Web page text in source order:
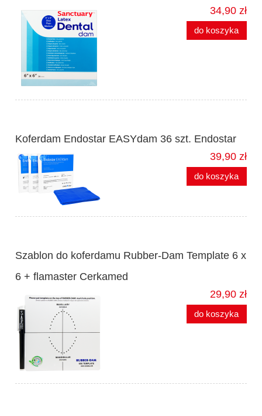
34,90 zł
do koszyka
Koferdam Endostar EASYdam 36 szt. Endostar
39,90 zł
do koszyka
Szablon do koferdamu Rubber-Dam Template 6 x
6 + flamaster Cerkamed
29,90 zł
do koszyka